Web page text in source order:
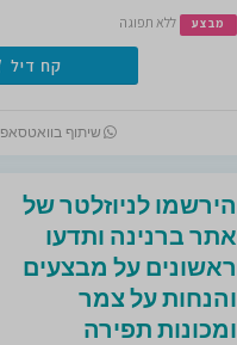
מבצע ללא תפוגה
קח דיל
שיתוף בוואטסאפ
הירשמו לניוזלטר של
אתר ברנינה ותדעו
ראשונים על מבצעים
והנחות על צמר
ומכונות תפירה